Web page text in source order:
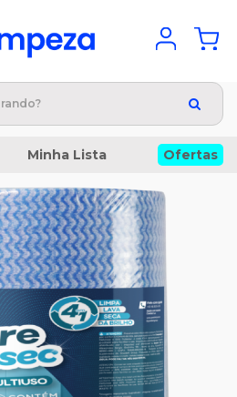
Minha Lista Ofertas